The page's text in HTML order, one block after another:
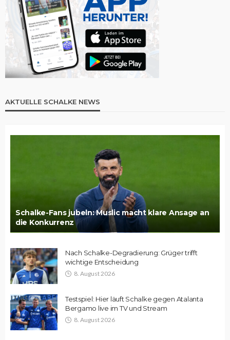
AKTUELLE SCHALKE NEWS
Schalke-Fans jubeln: Muslic macht klare Ansage an
die Konkurrenz
Nach Schalke-Degradierung: Grüger trifft
wichtige Entscheidung
8. August 2026
Testspiel: Hier läuft Schalke gegen Atalanta
Bergamo live im TV und Stream
8. August 2026